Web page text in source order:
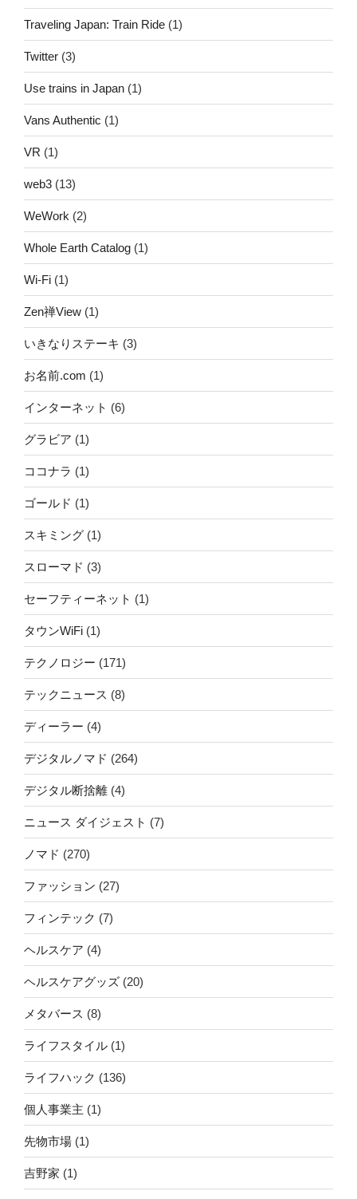
Traveling Japan: Train Ride (1)
Twitter (3)
Use trains in Japan (1)
Vans Authentic (1)
VR (1)
web3 (13)
WeWork (2)
Whole Earth Catalog (1)
Wi-Fi (1)
Zen禅View (1)
いきなりステーキ (3)
お名前.com (1)
インターネット (6)
グラビア (1)
ココナラ (1)
ゴールド (1)
スキミング (1)
スローマド (3)
セーフティーネット (1)
タウンWiFi (1)
テクノロジー (171)
テックニュース (8)
ディーラー (4)
デジタルノマド (264)
デジタル断捨離 (4)
ニュース ダイジェスト (7)
ノマド (270)
ファッション (27)
フィンテック (7)
ヘルスケア (4)
ヘルスケアグッズ (20)
メタバース (8)
ライフスタイル (1)
ライフハック (136)
個人事業主 (1)
先物市場 (1)
吉野家 (1)